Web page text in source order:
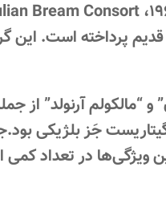
پرداخته است. این
و “مالکولم
گیتاریست جَز بلژیکی
ویژگی‌ها در تعداد کمی